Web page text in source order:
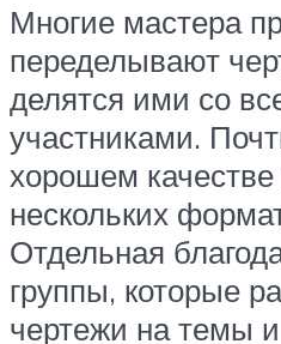
Многие мастера
переделывают
делятся ими со
участниками.
хорошем
нескольких
Отдельная
группы, которые
чертежи на темы